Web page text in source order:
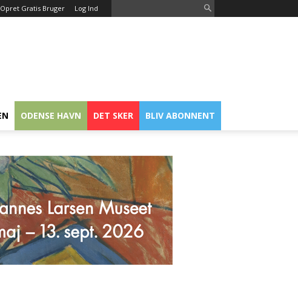
Opret Gratis Bruger Log Ind
ODENSE HAVN DET SKER BLIV ABONNENT